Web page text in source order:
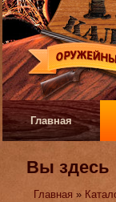
Главная
Вы здесь
Главная »